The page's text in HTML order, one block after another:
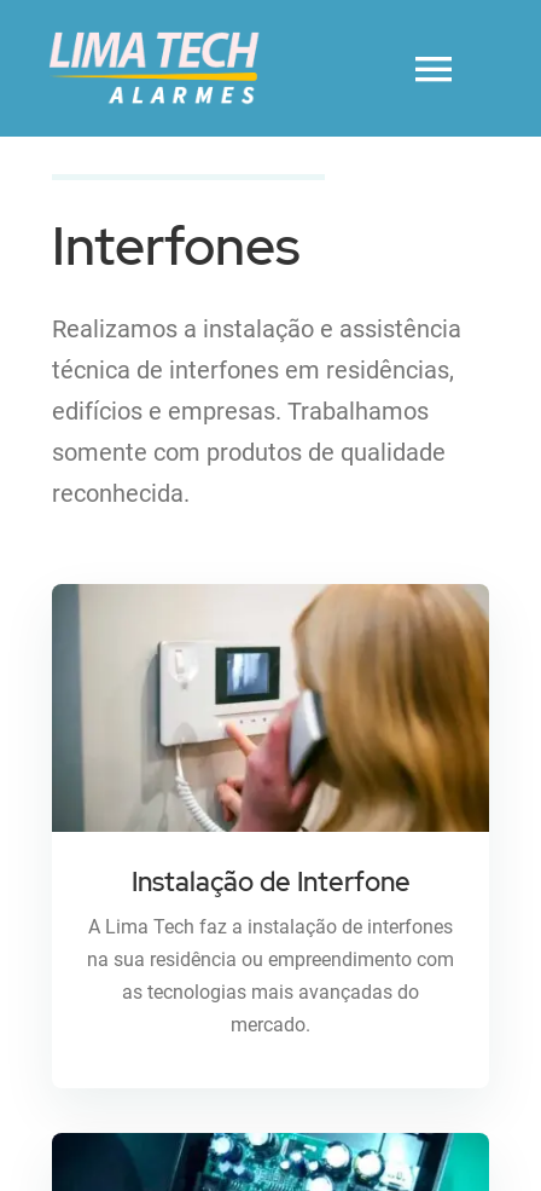
Sobre Nós
Portões Eletrônicos
Portas Automáticas
CFTV
Cerca Elétrica
Alarmes
Contato
Interfones
Realizamos a instalação e assistência
técnica de interfones em residências,
edifícios e empresas. Trabalhamos
somente com produtos de qualidade
reconhecida.
Instalação de Interfone
A Lima Tech faz a instalação de interfones
na sua residência ou empreendimento com
as tecnologias mais avançadas do
mercado.